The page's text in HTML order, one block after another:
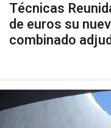
Técnicas
de euros su
combinado